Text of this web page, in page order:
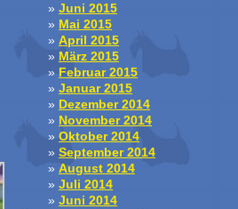
Juni 2015
Mai 2015
April 2015
März 2015
Februar 2015
Januar 2015
Dezember 2014
November 2014
Oktober 2014
September 2014
August 2014
Juli 2014
Juni 2014